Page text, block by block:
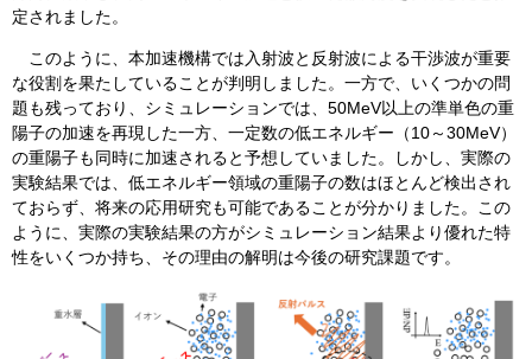
定されました。
このように、本加速機構では入射波と反射波による干渉波が重要
な役割を果たしていることが判明しました。一方で、いくつかの問
題も残っており、シミュレーションでは、50MeV以上の準単色の重
陽子の加速を再現した一方、一定数の低エネルギー（10～30MeV）
の重陽子も同時に加速されると予想していました。しかし、実際の
実験結果では、低エネルギー領域の重陽子の数はほとんど検出され
ておらず、将来の応用研究も可能であることが分かりました。この
ように、実際の実験結果の方がシミュレーション結果より優れた特
性をいくつか持ち、その理由の解明は今後の研究課題です。